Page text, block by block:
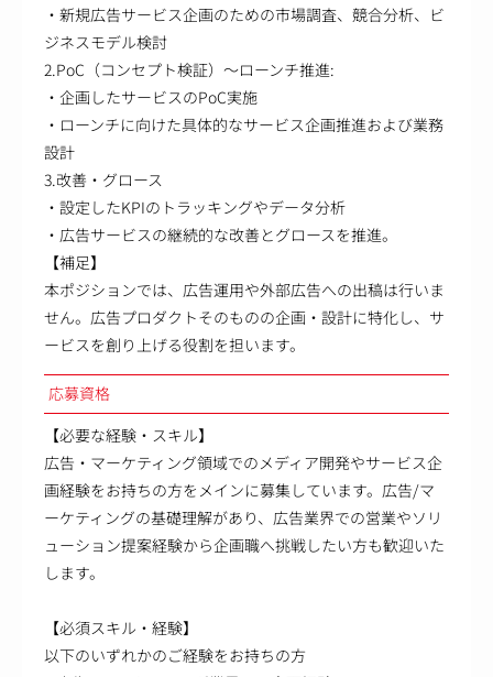
・新規広告サービス企画のための市場調査、競合分析、ビ
ジネスモデル検討
2.PoC（コンセプト検証）～ローンチ推進:
・企画したサービスのPoC実施
・ローンチに向けた具体的なサービス企画推進および業務
設計
3.改善・グロース
・設定したKPIのトラッキングやデータ分析
・広告サービスの継続的な改善とグロースを推進。
【補足】
本ポジションでは、広告運用や外部広告への出稿は行いま
せん。広告プロダクトそのものの企画・設計に特化し、サ
ービスを創り上げる役割を担います。
応募資格
【必要な経験・スキル】
広告・マーケティング領域でのメディア開発やサービス企
画経験をお持ちの方をメインに募集しています。広告/マ
ーケティングの基礎理解があり、広告業界での営業やソリ
ューション提案経験から企画職へ挑戦したい方も歓迎いた
します。
【必須スキル・経験】
以下のいずれかのご経験をお持ちの方